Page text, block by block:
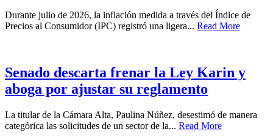
Durante julio de 2026, la inflación medida a través del Índice de
Precios al Consumidor (IPC) registró una ligera... Read More
Senado descarta frenar la Ley Karin y
aboga por ajustar su reglamento
La titular de la Cámara Alta, Paulina Núñez, desestimó de manera
categórica las solicitudes de un sector de la... Read More